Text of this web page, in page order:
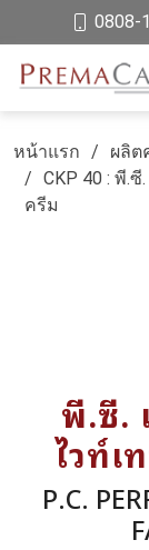
0808-
หน้าแรก ผลิต
CKP 40 : พี.
ครีม
พี.ซี.
ไวท์เ
P.C.